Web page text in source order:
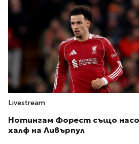
Livestream
Нотингам Форест също
халф на Ливърпул